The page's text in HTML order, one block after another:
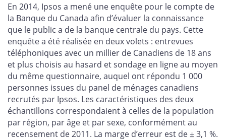
En 2014, Ipsos a mené une enquête pour le compte de
la Banque du Canada afin d’évaluer la connaissance
que le public a de la banque centrale du pays. Cette
enquête a été réalisée en deux volets : entrevues
téléphoniques avec un millier de Canadiens de 18 ans
et plus choisis au hasard et sondage en ligne au moyen
du même questionnaire, auquel ont répondu 1 000
personnes issues du panel de ménages canadiens
recrutés par Ipsos. Les caractéristiques des deux
échantillons correspondaient à celles de la population
par région, par âge et par sexe, conformément au
recensement de 2011. La marge d’erreur est de ± 3,1 %.